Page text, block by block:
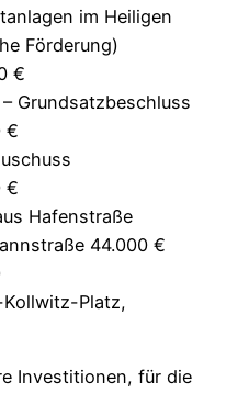
im Heiligen
Förderung)
€
Grundsatzbeschluss
€
€
Hafenstraße
44.000 €
Kollwitz-Platz,
Investitionen, für die